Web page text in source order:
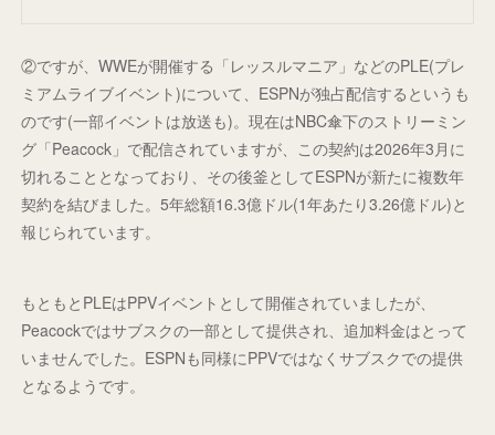
②ですが、WWEが開催する「レッスルマニア」などのPLE(プレ
ミアムライブイベント)について、ESPNが独占配信するというも
のです(一部イベントは放送も)。現在はNBC傘下のストリーミン
グ「Peacock」で配信されていますが、この契約は2026年3月に
切れることとなっており、その後釜としてESPNが新たに複数年
契約を結びました。5年総額16.3億ドル(1年あたり3.26億ドル)と
報じられています。
もともとPLEはPPVイベントとして開催されていましたが、
Peacockではサブスクの一部として提供され、追加料金はとって
いませんでした。ESPNも同様にPPVではなくサブスクでの提供
となるようです。